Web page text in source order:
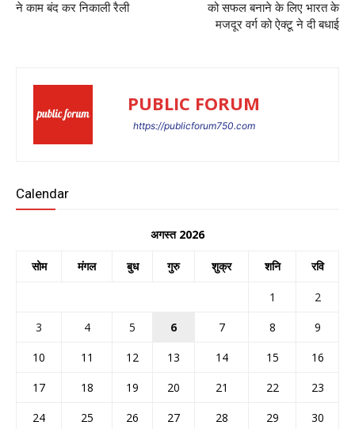
ने काम बंद कर निकाली रैली
को सफल बनाने के लिए भारत के
मजदूर वर्ग को ऐक्टू ने दी बधाई
PUBLIC FORUM
https://publicforum750.com
Calendar
अगस्त 2026
सोम मंगल बुध गुरु शुक्र शनि रवि
1
2
3
4 5 6 7 8
9
10
11 12 13 14 15
16
17
18 19 20 21 22
23
24
25 26 27 28 29
30